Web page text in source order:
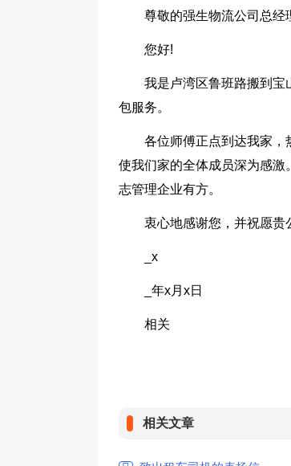
尊敬的强生物流公司总经
您好!
我是卢湾区鲁班路搬到宝
包服务。
各位师傅正点到达我家，
使我们家的全体成员深为感激
志管理企业有方。
衷心地感谢您，并祝愿贵
_x
_年x月x日
相关
相关文章